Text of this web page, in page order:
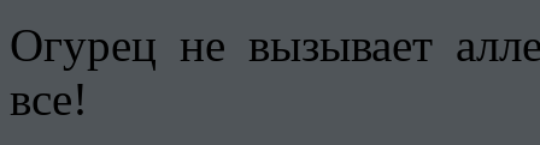
Огурец не вызывает
все!